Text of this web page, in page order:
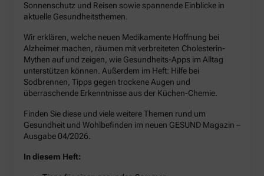
Sonnenschutz und Reisen sowie spannende Einblicke in
aktuelle Gesundheitsthemen.
Wir erklären, welche neuen Medikamente Hoffnung bei
Alzheimer machen, räumen mit verbreiteten Cholesterin-
Mythen auf und zeigen, wie Gesundheits-Apps im Alltag
unterstützen können. Außerdem im Heft: Hilfe bei
Sodbrennen, Tipps gegen trockene Augen und
überraschende Erkenntnisse aus der Küchen-Chemie.
Finden Sie diese und viele weitere Themen rund um
Gesundheit und Wohlbefinden im neuen GESUND Magazin –
Ausgabe 04/2026.
In diesem Heft: